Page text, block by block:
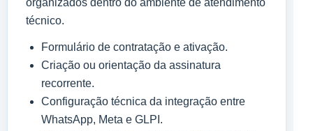
organizados dentro do ambiente de atendimento
técnico.
Formulário de contratação e ativação.
Criação ou orientação da assinatura
recorrente.
Configuração técnica da integração entre
WhatsApp, Meta e GLPI.